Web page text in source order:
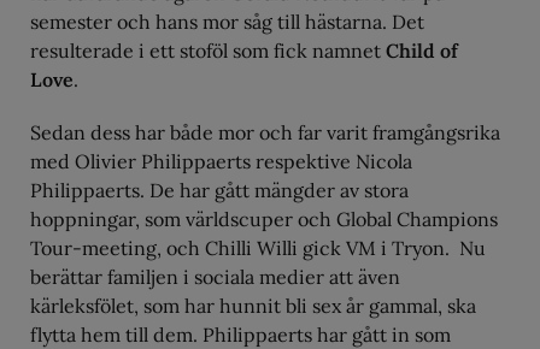
semester och hans mor såg till hästarna. Det
resulterade i ett stoföl som fick namnet Child of
Love.
Sedan dess har både mor och far varit framgångsrika
med Olivier Philippaerts respektive Nicola
Philippaerts. De har gått mängder av stora
hoppningar, som världscuper och Global Champions
Tour-meeting, och Chilli Willi gick VM i Tryon. Nu
berättar familjen i sociala medier att även
kärleksfölet, som har hunnit bli sex år gammal, ska
flytta hem till dem. Philippaerts har gått in som